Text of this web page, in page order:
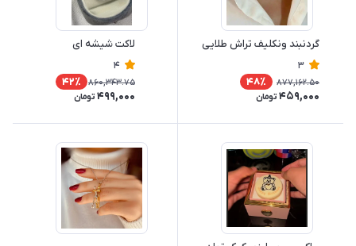
گردنبند ونکلیف تراش طلایی
3
877,162.50 48٪
459,000 تومان
لاکت شیشه ای
4
860,343.75 42٪
499,000 تومان